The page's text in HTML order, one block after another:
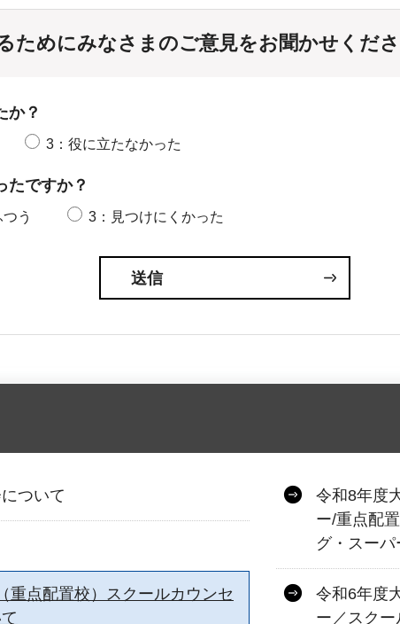
ためにみなさまのご意見をお聞かせくだ
か？
3：役に立たなかった
たですか？
う 3：見つけにくかった
ついて
令和8年度
ー/重点配
グ・スー
重点配置校）スクールカウンセ
令和6年度
ー／スク